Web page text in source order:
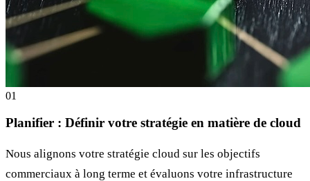
01
Planifier : Définir votre stratégie en matière de cloud
Nous alignons votre stratégie cloud sur les objectifs
commerciaux à long terme et évaluons votre infrastructure